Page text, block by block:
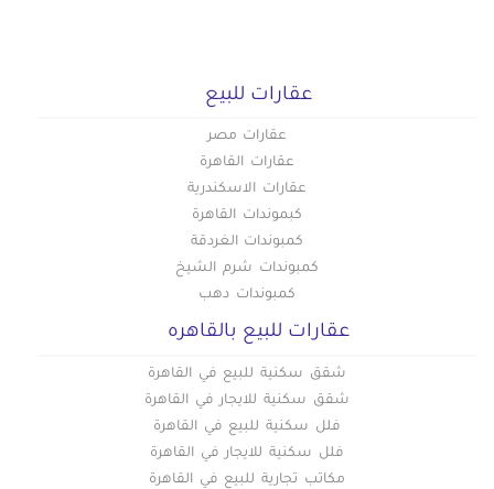
عقارات للبيع
عقارات مصر
عقارات القاهرة
عقارات الاسكندرية
كبموندات القاهرة
كمبوندات الغردقة
كمبوندات شرم الشيخ
كمبوندات دهب
عقارات للبيع بالقاهره
شقق سكنية للبيع في القاهرة
شقق سكنية للايجار في القاهرة
فلل سكنية للبيع في القاهرة
فلل سكنية للايجار في القاهرة
مكاتب تجارية للبيع في القاهرة